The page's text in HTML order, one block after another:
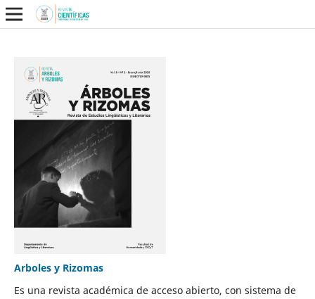
Arboles y Rizomas
Es una revista académica de acceso abierto, con sistema de